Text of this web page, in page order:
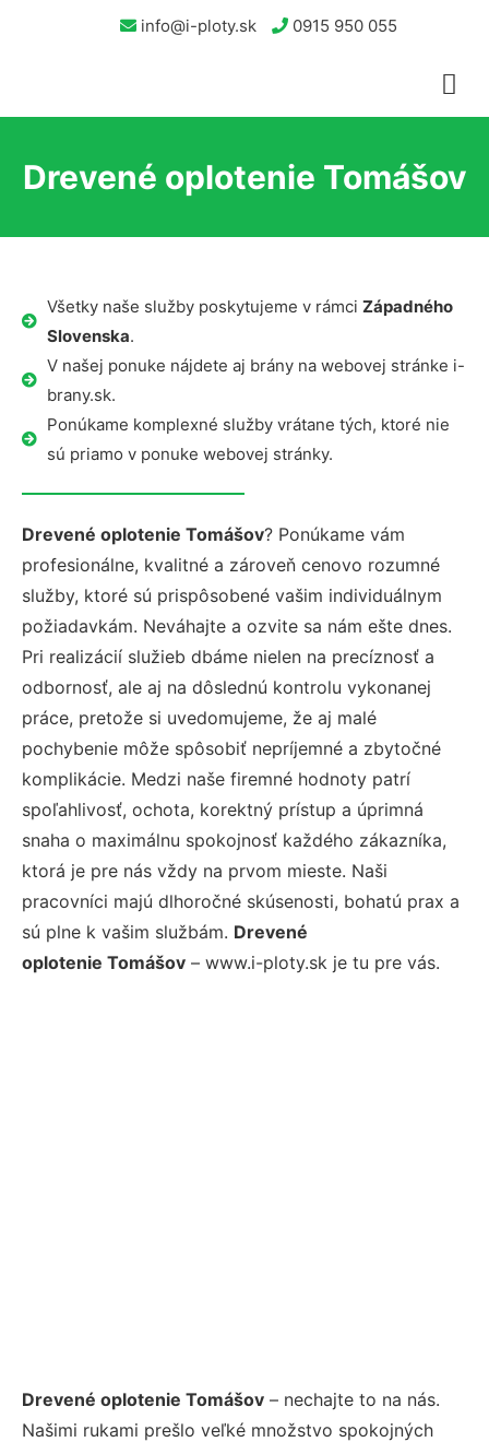
info@i-ploty.sk 0915 950 055
Drevené oplotenie Tomášov
Všetky naše služby poskytujeme v rámci Západného
Slovenska.
V našej ponuke nájdete aj brány na webovej stránke i-
brany.sk.
Ponúkame komplexné služby vrátane tých, ktoré nie
sú priamo v ponuke webovej stránky.
Drevené oplotenie Tomášov? Ponúkame vám
profesionálne, kvalitné a zároveň cenovo rozumné
služby, ktoré sú prispôsobené vašim individuálnym
požiadavkám. Neváhajte a ozvite sa nám ešte dnes.
Pri realizácií služieb dbáme nielen na precíznosť a
odbornosť, ale aj na dôslednú kontrolu vykonanej
práce, pretože si uvedomujeme, že aj malé
pochybenie môže spôsobiť nepríjemné a zbytočné
komplikácie. Medzi naše firemné hodnoty patrí
spoľahlivosť, ochota, korektný prístup a úprimná
snaha o maximálnu spokojnosť každého zákazníka,
ktorá je pre nás vždy na prvom mieste. Naši
pracovníci majú dlhoročné skúsenosti, bohatú prax a
sú plne k vašim službám. Drevené
oplotenie Tomášov – www.i-ploty.sk je tu pre vás.
Drevené oplotenie Tomášov – nechajte to na nás.
Našimi rukami prešlo veľké množstvo spokojných